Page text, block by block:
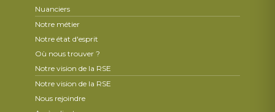
Nuanciers
Notre métier
Notre état d'esprit
Où nous trouver ?
Notre vision de la RSE
Notre vision de la RSE
Nous rejoindre